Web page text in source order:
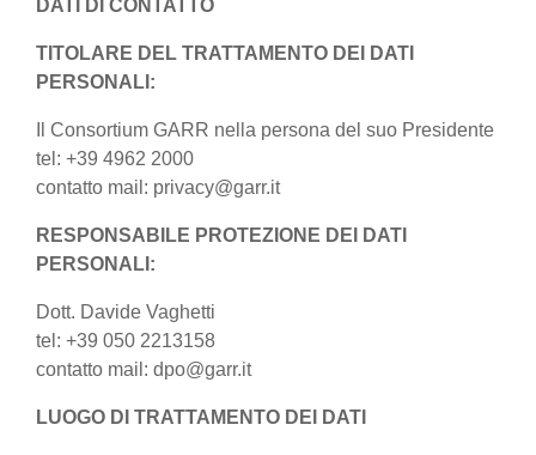
DATI DI CONTATTO
TITOLARE DEL TRATTAMENTO DEI DATI
PERSONALI:
Il Consortium GARR nella persona del suo Presidente
tel: +39 4962 2000
contatto mail: privacy@garr.it
RESPONSABILE PROTEZIONE DEI DATI
PERSONALI:
Dott. Davide Vaghetti
tel: +39 050 2213158
contatto mail: dpo@garr.it
LUOGO DI TRATTAMENTO DEI DATI